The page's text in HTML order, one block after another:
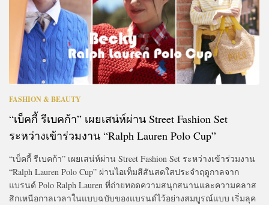
FASHION & BEAUTY
“เบ็คกี้ รีเบคก้า” เผยเสน่ห์ผ่าน Street Fashion Set
ระหว่างเข้าร่วมงาน “Ralph Lauren Polo Cup”
“เบ็คกี้ รีเบคก้า” เผยเสน่ห์ผ่าน Street Fashion Set ระหว่างเข้าร่วมงาน
“Ralph Lauren Polo Cup” ผ่านไอเท็มสีสันสดใสประจำฤดูกาลจาก
แบรนด์ Polo Ralph Lauren ที่ถ่ายทอดความสนุกสนานและความคลาส
สิกเหนือกาลเวลาในแบบฉบับของแบรนด์ไว้อย่างสมบูรณ์แบบ เริ่มลุค